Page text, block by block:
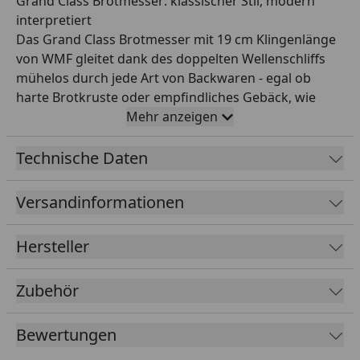
interpretiert
Das Grand Class Brotmesser mit 19 cm Klingenlänge
von WMF gleitet dank des doppelten Wellenschliffs
mühelos durch jede Art von Backwaren - egal ob
harte Brotkruste oder empfindliches Gebäck, wie
beispielsweise ein Croissant. Dazu liegt das
Brotmesser wie angegossen in der Hand und ist für
ein sicheres Handling perfekt ausbalanciert. Die
einzigartigen WMF Performance Cut veredelt - einem
Verfahren, das eine optimierte Wärmebehandlung
Präzisionstechnologie für unerreicht spitze
Schleifwinkel und langanhaltende Schärfe
kombiniert. Eine Prise Nostalgie gepaart mit
modernster Handwerkskunst und
Präzionstechnologie - das ist die Grand Class Messer-
Serie von WMF. Die hochwertigen schwarzen
Mehr anzeigen
Technische Daten
Versandinformationen
Hersteller
Zubehör
Bewertungen